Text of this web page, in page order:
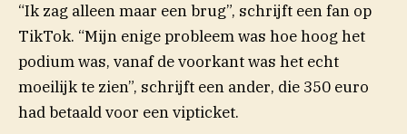
“Ik zag alleen maar een brug”, schrijft een fan op
TikTok. “Mijn enige probleem was hoe hoog het
podium was, vanaf de voorkant was het echt
moeilijk te zien”, schrijft een ander(opent in nieuw
, die 350 euro
had betaald voor een vipticket.